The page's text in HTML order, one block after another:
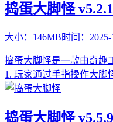
捣蛋大脚怪 v5.2.1
大小： 146MB时间：
捣蛋大脚怪是一款由奇趣
1. 玩家通过手指操作大脚
捣蛋大脚怪 v5.5.9